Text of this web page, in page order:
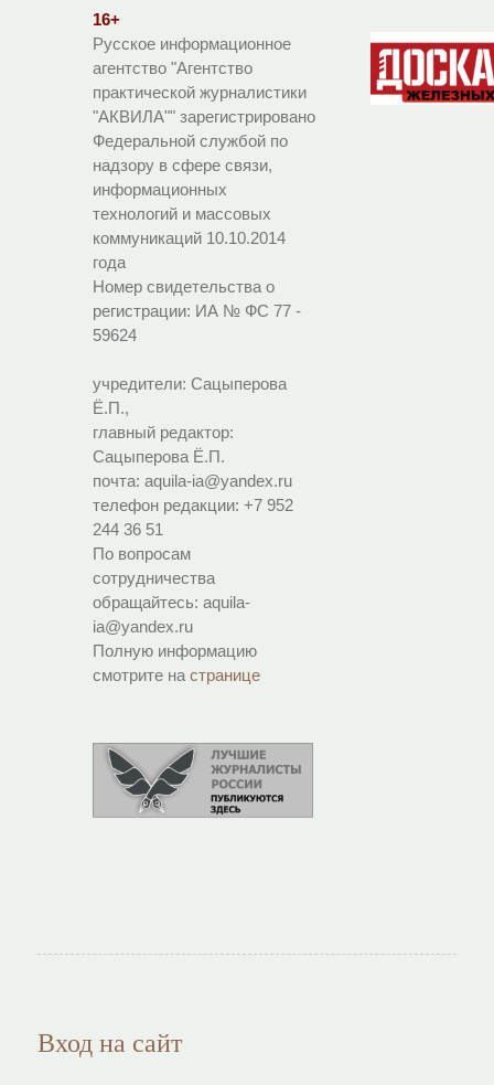
16+
Русское информационное
агентство "Агентство
практической журналистики
"АКВИЛА"" зарегистрировано
Федеральной службой по
надзору в сфере связи,
информационных
технологий и массовых
коммуникаций 10.10.2014
года
Номер свидетельства о
регистрации: ИА № ФС 77 -
59624
учредители: Сацыперова
Ё.П.,
главный редактор:
Сацыперова Ё.П.
почта: aquila-ia@yandex.ru
телефон редакции: +7 952
244 36 51
По вопросам
сотрудничества
обращайтесь: aquila-
ia@yandex.ru
Полную информацию
смотрите на странице
Вход на сайт